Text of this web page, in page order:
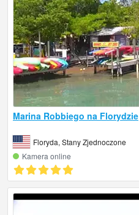
Marina Robbiego na Florydzie
Floryda, Stany Zjednoczone
Kamera online